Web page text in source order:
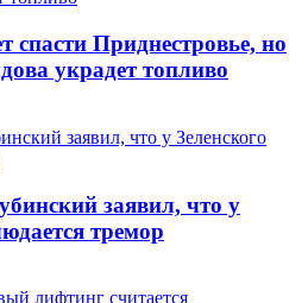
спасти Приднестровье, но
украдет топливо
заявил, что у
тремор